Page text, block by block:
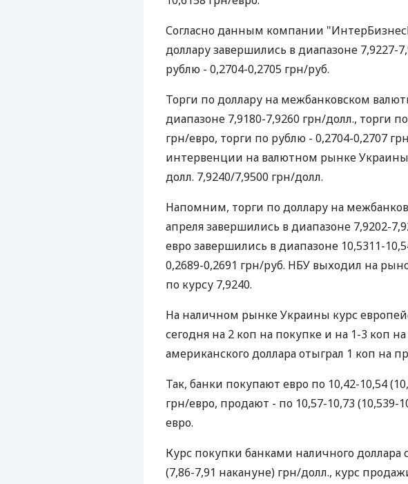
Согласно данным компании
доллару завершились в диапазоне 7,9227-
рублю - 0,2704-0,2705 грн/руб.
Торги по доллару на межбанковском
диапазоне 7,9180-7,9260 грн/долл., торги
грн/евро, торги по рублю - 0,2704-0,2707
интервенции на валютном рынке
долл. 7,9240/7,9500 грн/долл.
Напомним, торги по доллару на
апреля завершились в диапазоне 7,9202-
евро завершились в диапазоне 10,5311-
0,2689-0,2691 грн/руб. НБУ выходил на
по курсу 7,9240.
На наличном рынке Украины курс
сегодня на 2 коп на покупке и на 1-3 коп
американского доллара отыграл 1 коп на
Так, банки покупают евро по 10,42-10,54
грн/евро, продают - по 10,57-10,73 (10,539-
евро.
Курс покупки банками наличного доллара
(7,86-7,91 накануне) грн/долл., курс